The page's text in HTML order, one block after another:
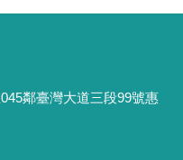
045鄰臺灣大道三段99號惠